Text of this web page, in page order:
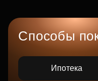
Способы
Ипотека